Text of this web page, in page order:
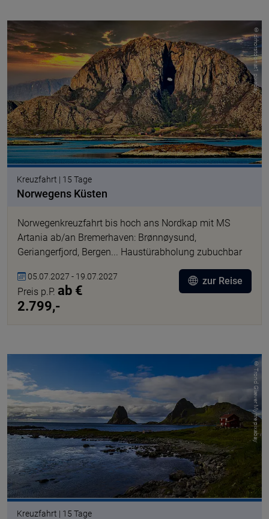
© drhorstdonat1 pixabay
Kreuzfahrt | 15 Tage
Norwegens Küsten
Norwegenkreuzfahrt bis hoch ans Nordkap mit MS
Artania ab/an Bremerhaven: Brønnøysund,
Geriangerfjord, Bergen... Haustürabholung zubuchbar
05.07.2027 - 19.07.2027
Preis p.P. ab €
2.799,-
zur Reise
© Trond Giæver Myhre pixabay
Kreuzfahrt | 15 Tage